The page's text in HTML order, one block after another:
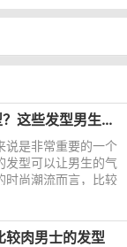
时下有哪些流行的男生发型？这些发型男生都可以尝试一下
说是非常重要的一个
发型可以让男生的气
时尚潮流而言，比较
个。
较肉男士的发型